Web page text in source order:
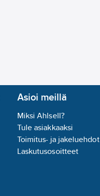
Asioi meillä
Miksi Ahlsell?
Tule asiakkaaksi
Toimitus- ja jakeluehdot
Laskutusosoitteet